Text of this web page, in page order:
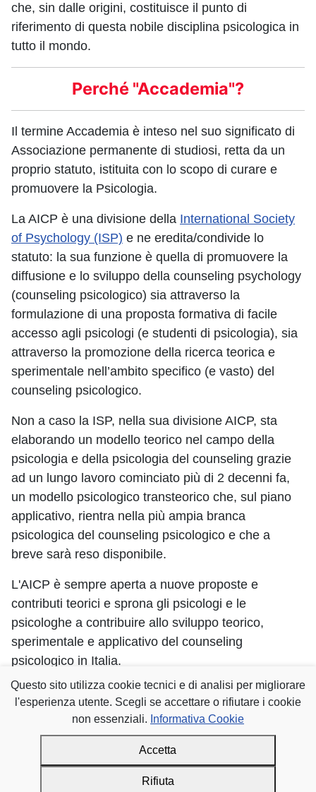
che, sin dalle origini, costituisce il punto di
riferimento di questa nobile disciplina psicologica in
tutto il mondo.
Perché "Accademia"?
Il termine Accademia è inteso nel suo significato di
Associazione permanente di studiosi, retta da un
proprio statuto, istituita con lo scopo di curare e
promuovere la Psicologia.
La AICP è una divisione della International Society
of Psychology (ISP) e ne eredita/condivide lo
statuto: la sua funzione è quella di promuovere la
diffusione e lo sviluppo della counseling psychology
(counseling psicologico) sia attraverso la
formulazione di una proposta formativa di facile
accesso agli psicologi (e studenti di psicologia), sia
attraverso la promozione della ricerca teorica e
sperimentale nell’ambito specifico (e vasto) del
counseling psicologico.
Non a caso la ISP, nella sua divisione AICP, sta
elaborando un modello teorico nel campo della
psicologia e della psicologia del counseling grazie
ad un lungo lavoro cominciato più di 2 decenni fa,
un modello psicologico transteorico che, sul piano
applicativo, rientra nella più ampia branca
psicologica del counseling psicologico e che a
breve sarà reso disponibile.
L'AICP è sempre aperta a nuove proposte e
contributi teorici e sprona gli psicologi e le
psicologhe a contribuire allo sviluppo teorico,
sperimentale e applicativo del counseling
psicologico in Italia.
Dettagli
Scritto daAICP/ISP
COUNSELING PSICOLOGICO
accademia italiana counseling psicologico
Articolo precedente: Counseling Psicologico vs. Psicologia Positiva
Questo sito utilizza cookie tecnici e di analisi per migliorare
l'esperienza utente. Scegli se accettare o rifiutare i cookie
non essenziali. Informativa Cookie
Accetta
Rifiuta